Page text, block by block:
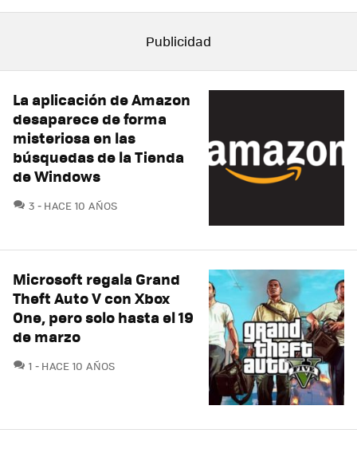
La aplicación de Amazon
desaparece de forma
misteriosa en las
búsquedas de la Tienda
de Windows
3 COMENTARIOS
HACE 10 AÑOS
Microsoft regala Grand
Theft Auto V con Xbox
One, pero solo hasta el 19
de marzo
1 COMENTARIOS
HACE 10 AÑOS